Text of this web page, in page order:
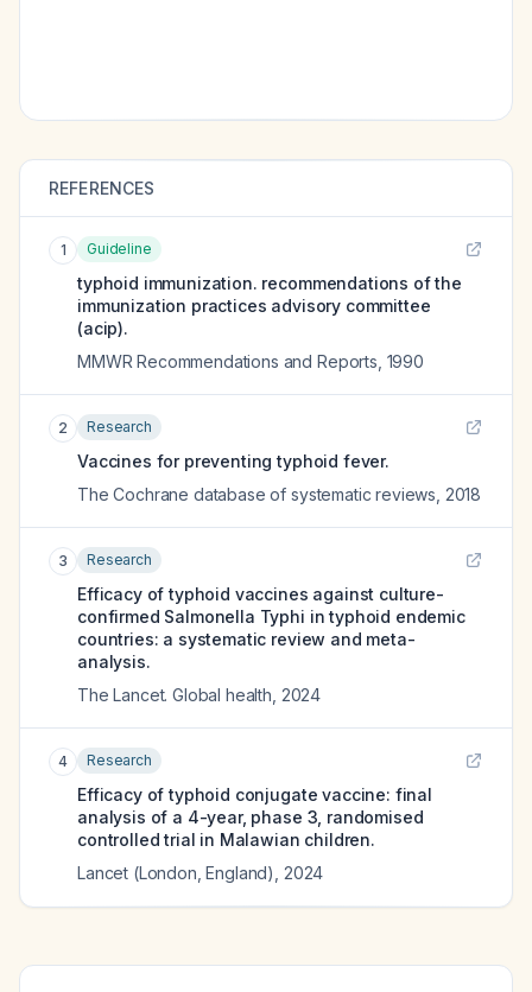
REFERENCES
1 Guideline
typhoid immunization. recommendations of the
immunization practices advisory committee
(acip).
MMWR Recommendations and Reports 1990
2 Research
Vaccines for preventing typhoid fever.
The Cochrane database of systematic reviews 2018
3 Research
Efficacy of typhoid vaccines against culture-
confirmed Salmonella Typhi in typhoid endemic
countries: a systematic review and meta-
analysis.
The Lancet. Global health 2024
4 Research
Efficacy of typhoid conjugate vaccine: final
analysis of a 4-year, phase 3, randomised
controlled trial in Malawian children.
Lancet (London, England)
2024